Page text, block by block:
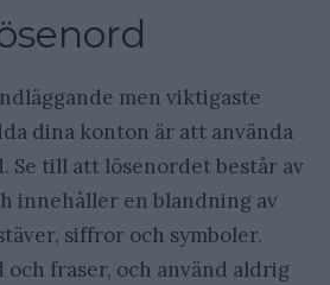
men viktigaste
dina konton är att använda
Se till att lösenordet består av
innehåller en blandning av
siffror och symboler.
fraser, och använd aldrig